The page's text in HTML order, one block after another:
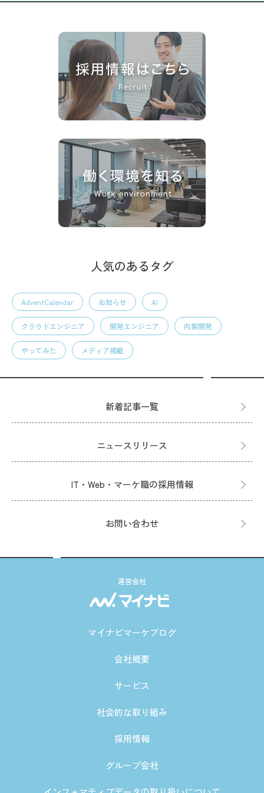
人気のあるタグ
AdventCalendar お知らせ AI
クラウドエンジニア 開発エンジニア 内製開発
やってみた メディア掲載
新着記事一覧
ニュースリリース
IT・Web・マーケ職の採用情報
お問い合わせ
運営会社
マイナビマーケブログ
会社概要
サービス
社会的な取り組み
採用情報
グループ会社